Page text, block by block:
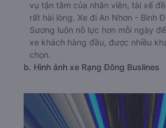
vụ tận tâm của nhân viên, tài xế
rất hài lòng. Xe đi An Nhơn - Bình
Sương luôn nỗ lực hơn mỗi ngày
xe khách hàng đầu, được nhiều
chọn.
b. Hình ảnh xe Rạng Đông Buslines